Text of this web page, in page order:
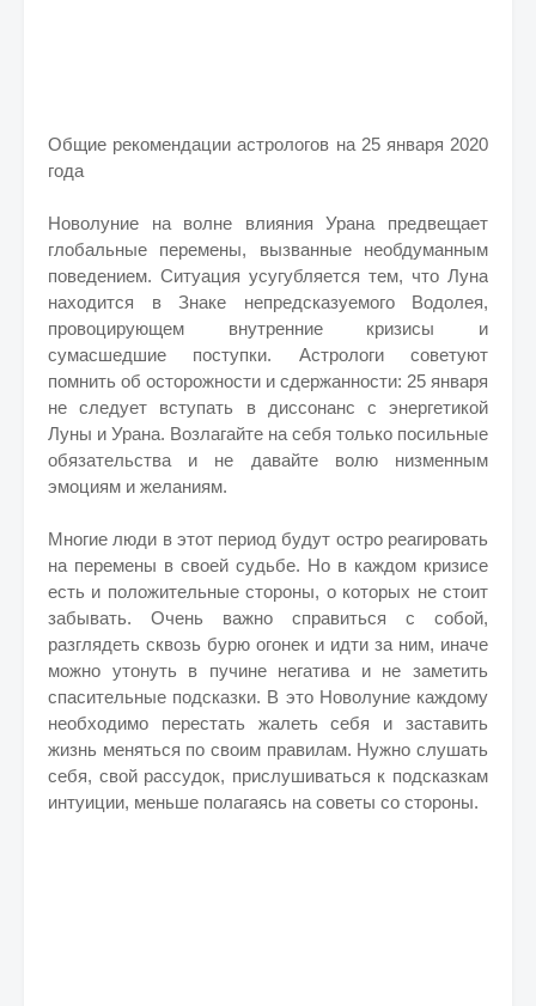
Общие рекомендации астрологов на 25 января 2020
года
Новолуние на волне влияния Урана предвещает
глобальные перемены, вызванные необдуманным
поведением. Ситуация усугубляется тем, что Луна
находится в Знаке непредсказуемого Водолея,
провоцирующем внутренние кризисы и
сумасшедшие поступки. Астрологи советуют
помнить об осторожности и сдержанности: 25 января
не следует вступать в диссонанс с энергетикой
Луны и Урана. Возлагайте на себя только посильные
обязательства и не давайте волю низменным
эмоциям и желаниям.
Многие люди в этот период будут остро реагировать
на перемены в своей судьбе. Но в каждом кризисе
есть и положительные стороны, о которых не стоит
забывать. Очень важно справиться с собой,
разглядеть сквозь бурю огонек и идти за ним, иначе
можно утонуть в пучине негатива и не заметить
спасительные подсказки. В это Новолуние каждому
необходимо перестать жалеть себя и заставить
жизнь меняться по своим правилам. Нужно слушать
себя, свой рассудок, прислушиваться к подсказкам
интуиции, меньше полагаясь на советы со стороны.